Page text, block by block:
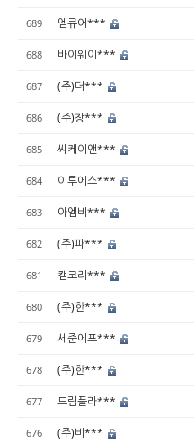
689 엠큐어***
688 바이웨이***
687 (주)더***
686 (주)창***
685 씨케이앤***
684 이투에스***
683 아엠비***
682 (주)파***
681 캠코리***
680 (주)한***
679 세준에프***
678 (주)한***
677 드림플라***
676 (주)비***